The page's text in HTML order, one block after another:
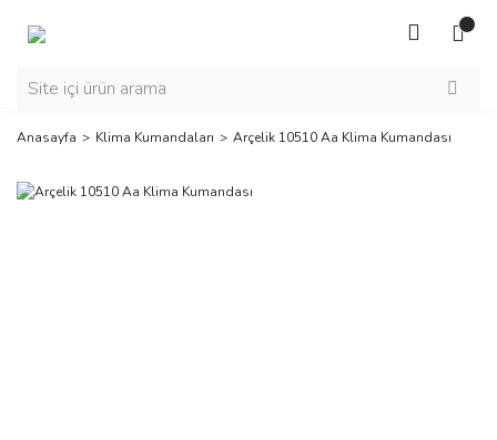
Anasayfa Klima Kumandaları Arçelik 10510 Aa Klima Kumandası